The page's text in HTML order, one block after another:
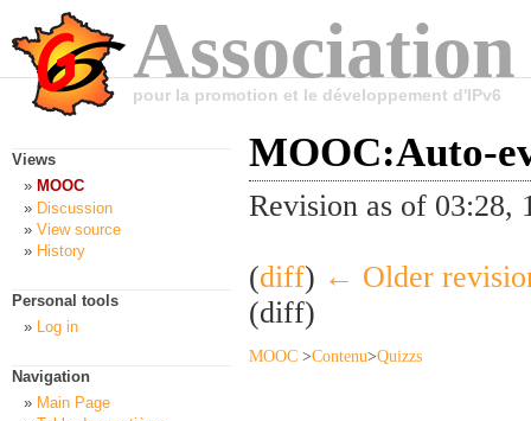
pour la promotion et le développement d'IPv6
MOOC:Auto-
Revision as of
(diff) ← Older
(diff)
MOOC >Contenu>Quizzs
Views
MOOC
Discussion
View source
History
Personal tools
Log in
Navigation
Main Page